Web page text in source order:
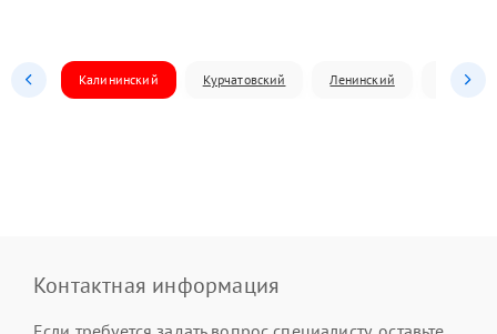
Калининский Курчатовский Ленинский
Контактная информация